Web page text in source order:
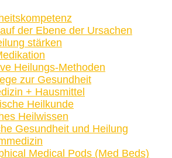
der Ebene der Ursachen
stärken
Heilungs-Methoden
zur Gesundheit
+ Hausmittel
Heilkunde
Heilwissen
Gesundheit und Heilung
Medical Pods (Med Beds)